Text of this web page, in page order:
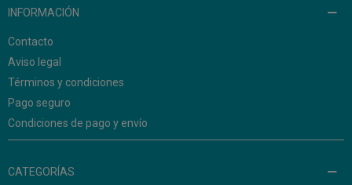
INFORMACIÓN
Contacto
Aviso legal
Términos y condiciones
Pago seguro
Condiciones de pago y envío
CATEGORÍAS